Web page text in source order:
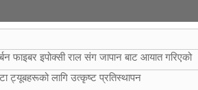
फाइबर इपोक्सी राल संग जापान बाट आयात गरिएको
ट्यूबहरूको लागि उत्कृष्ट प्रतिस्थापन